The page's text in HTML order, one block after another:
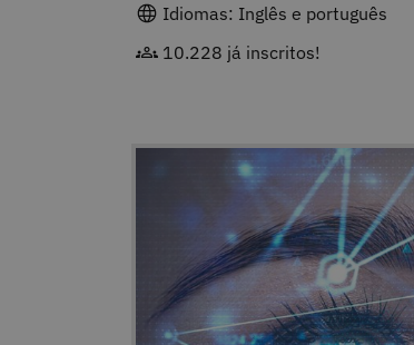
Idiomas: Inglês e português
10.228 já inscritos!